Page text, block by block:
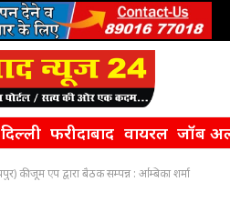
दिल्ली फरीदाबाद वायरल जॉब
की जूम एप द्वारा बैठक सम्पन्न : अम्बिका शर्मा